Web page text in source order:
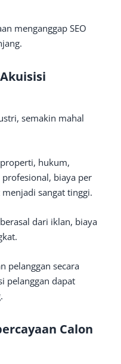
menganggap SEO
semakin mahal
hukum,
profesional, biaya per
menjadi sangat tinggi.
dari iklan, biaya
pelanggan secara
pelanggan dapat
Calon